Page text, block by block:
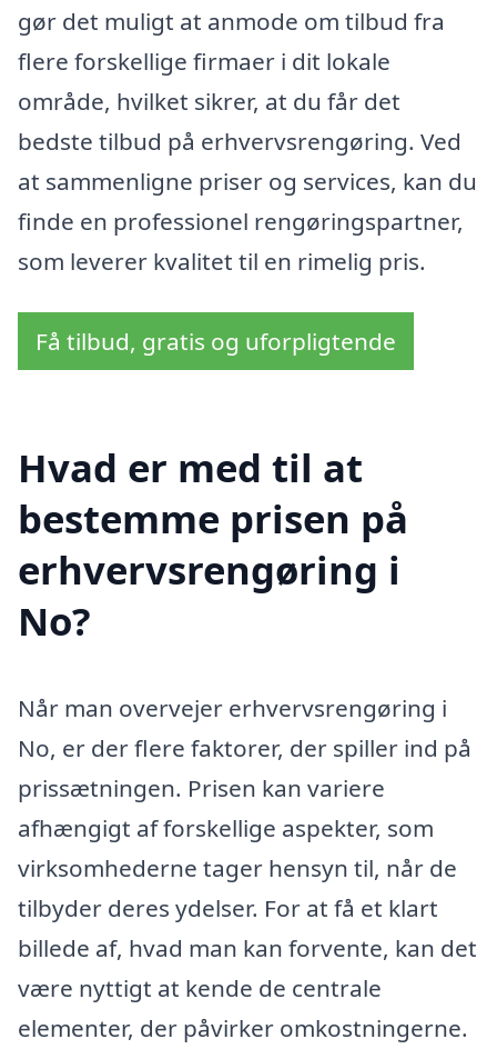
gør det muligt at anmode om tilbud fra
flere forskellige firmaer i dit lokale
område, hvilket sikrer, at du får det
bedste tilbud på erhvervsrengøring. Ved
at sammenligne priser og services, kan du
finde en professionel rengøringspartner,
som leverer kvalitet til en rimelig pris.
Få tilbud, gratis og uforpligtende
Hvad er med til at
bestemme prisen på
erhvervsrengøring i
No?
Når man overvejer erhvervsrengøring i
No, er der flere faktorer, der spiller ind på
prissætningen. Prisen kan variere
afhængigt af forskellige aspekter, som
virksomhederne tager hensyn til, når de
tilbyder deres ydelser. For at få et klart
billede af, hvad man kan forvente, kan det
være nyttigt at kende de centrale
elementer, der påvirker omkostningerne.